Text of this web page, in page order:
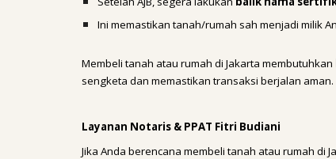
Ini memastikan tanah/rumah sah menjadi milik
Membeli tanah atau rumah di Jakarta membutuhkan
sengketa dan memastikan transaksi berjalan aman.
Layanan Notaris & PPAT Fitri Budiani
Jika Anda berencana membeli tanah atau rumah di